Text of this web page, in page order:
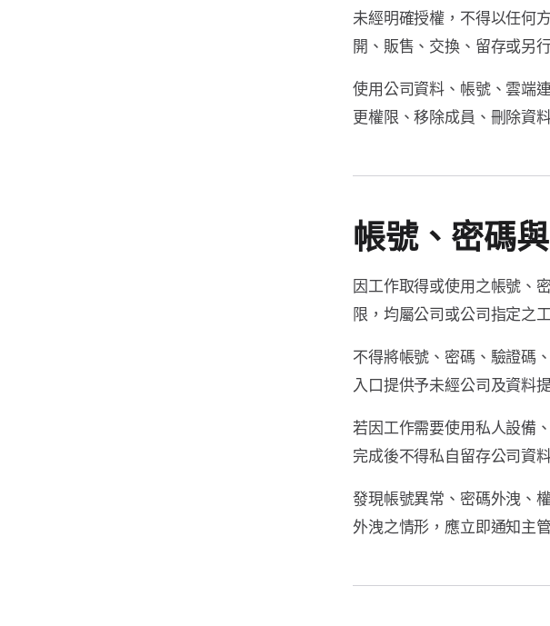
未經明確授權，不得以任何
開、販售、交換、留存或另
使用公司資料、帳號、雲端
更權限、移除成員、刪除資
帳號、密碼
因工作取得或使用之帳號、
限，均屬公司或公司指定之
不得將帳號、密碼、驗證碼
入口提供予未經公司及資料
若因工作需要使用私人設備
完成後不得私自留存公司資
發現帳號異常、密碼外洩、
外洩之情形，應立即通知主